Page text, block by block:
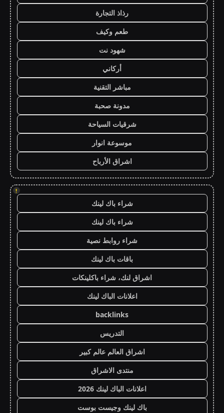
رذاذ التجارة
طعم وكيف
شهود نت
أركاني
مباشر التقنية
مدونة صحبة
شرقيات السياحة
موسوعة انوار
اشراق الأرباح
!
شراء باك لينك
شراء باك لينك
شراء روابط نصية
باقات باك لينك
اشراق لنك، شراء باكلينكات
اعلانات الباك لينك
backlinks
التدريس
اشراق العالم عالم كبير
منتدى الاشراق
اعلانات الباك لينك 2026
باك لينك وجيست بوست